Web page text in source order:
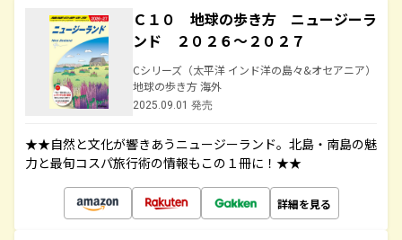
Ｃ１０ 地球の歩き方 ニュージーラ
ンド ２０２６～２０２７
Cシリーズ（太平洋 インド洋の島々&オセアニア）
地球の歩き方 海外
2025.09.01 発売
★★自然と文化が響きあうニュージーランド。北島・南島の魅
力と最旬コスパ旅行術の情報もこの１冊に！★★
詳細を見る